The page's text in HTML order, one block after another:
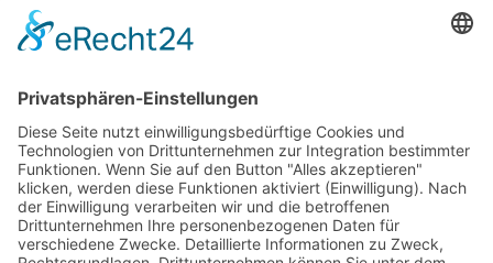
Versandpartner
Verfügbarkeiten
Zahlung und Versand
Datenschutz
Fernabsatz